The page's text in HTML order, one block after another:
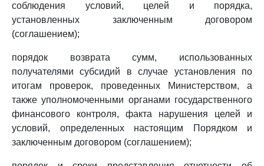
соблюдения условий, целей и порядка,
установленных заключенным договором
(соглашением);
порядок возврата сумм, использованных
получателями субсидий в случае установления по
итогам проверок, проведенных Министерством, а
также уполномоченными органами государственного
финансового контроля, факта нарушения целей и
условий, определенных настоящим Порядком и
заключенным договором (соглашением);